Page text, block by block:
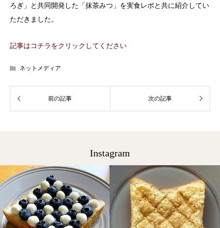
ろぎ」と共同開発した「抹茶みつ」を実食レポと共に紹介してい
ただきました。
記事はコチラをクリックしてください
ネットメディア
Instagram